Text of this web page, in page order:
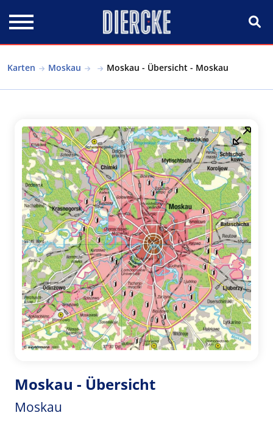
Karten Moskau Moskau - Übersicht - Moskau
Moskau - Übersicht
Moskau